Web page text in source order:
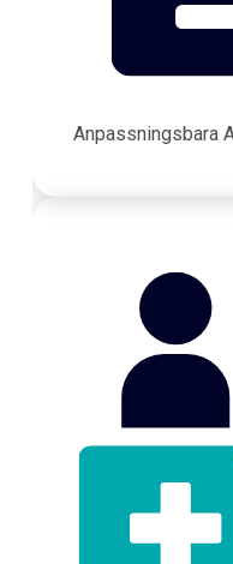
Anpassningsbara